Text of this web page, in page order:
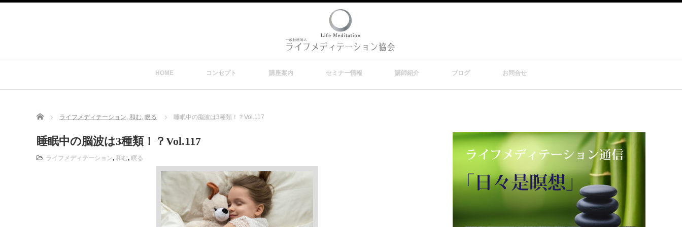
HOME コンセプト 講座案内 セミナー情報 講師紹介 ブログ お問合せ
Home ライフメディテーション, 和む, 瞑る 睡眠中の脳波は3種類！？Vol.117
睡眠中の脳波は3種類！？Vol.117
ライフメディテーション, 和む, 瞑る